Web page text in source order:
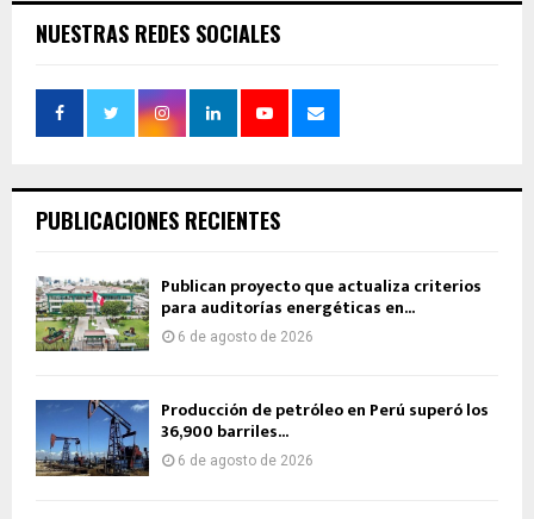
NUESTRAS REDES SOCIALES
PUBLICACIONES RECIENTES
Publican proyecto que actualiza criterios
para auditorías energéticas en...
6 de agosto de 2026
Producción de petróleo en Perú superó los
36,900 barriles...
6 de agosto de 2026